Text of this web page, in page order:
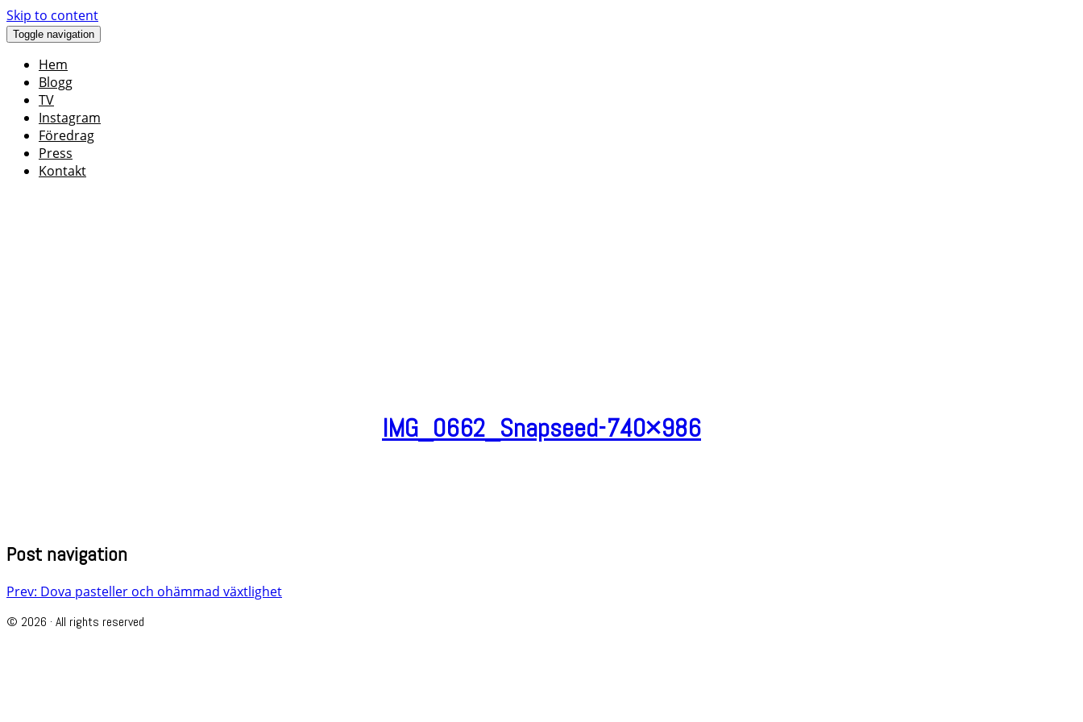
Skip to content
Toggle navigation
Hem
Blogg
TV
Instagram
Föredrag
Press
Kontakt
IMG_0662_Snapseed-740×986
Post navigation
Prev: Dova pasteller och ohämmad växtlighet
© 2026 · All rights reserved